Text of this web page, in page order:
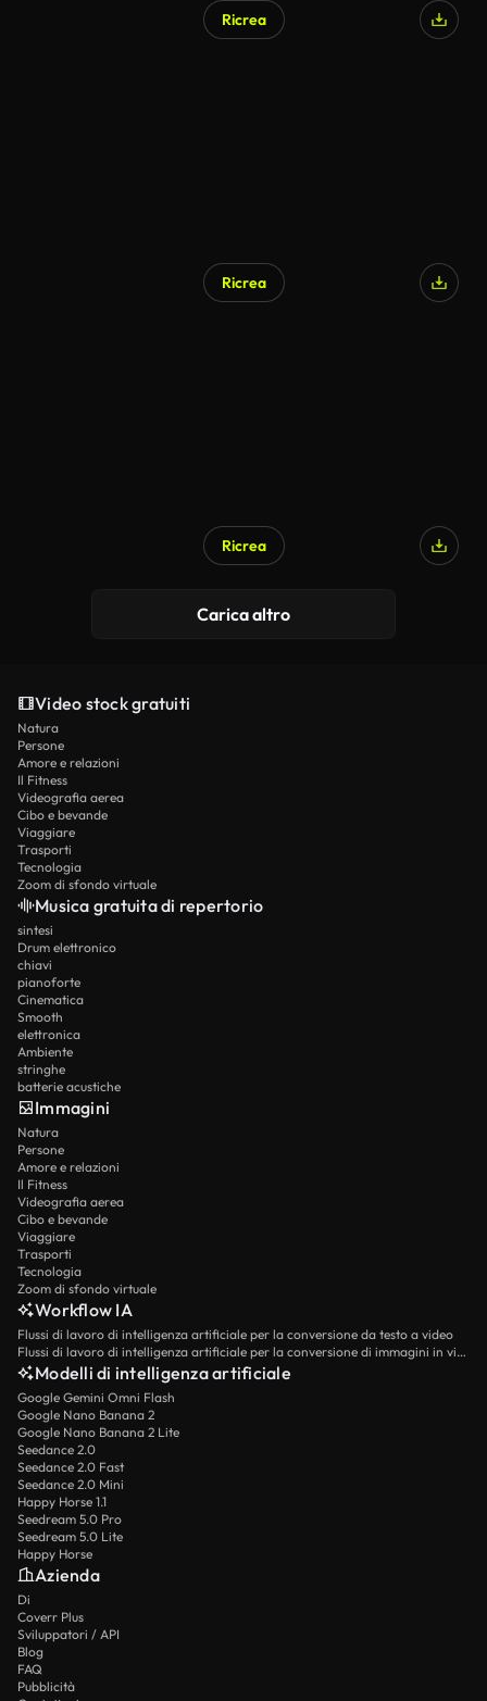
Ricrea
Ricrea
Ricrea
Carica altro
Video stock gratuiti
Natura
Persone
Amore e relazioni
Il Fitness
Videografia aerea
Cibo e bevande
Viaggiare
Trasporti
Tecnologia
Zoom di sfondo virtuale
Musica gratuita di repertorio
sintesi
Drum elettronico
chiavi
pianoforte
Cinematica
Smooth
elettronica
Ambiente
stringhe
batterie acustiche
Immagini
Natura
Persone
Amore e relazioni
Il Fitness
Videografia aerea
Cibo e bevande
Viaggiare
Trasporti
Tecnologia
Zoom di sfondo virtuale
Workflow IA
Flussi di lavoro di intelligenza artificiale per la conversione da testo a video
Flussi di lavoro di intelligenza artificiale per la conversione di immagini in video
Modelli di intelligenza artificiale
Google Gemini Omni Flash
Google Nano Banana 2
Google Nano Banana 2 Lite
Seedance 2.0
Seedance 2.0 Fast
Seedance 2.0 Mini
Happy Horse 1.1
Seedream 5.0 Pro
Seedream 5.0 Lite
Happy Horse
Azienda
Di
Coverr Plus
Sviluppatori / API
Blog
FAQ
Pubblicità